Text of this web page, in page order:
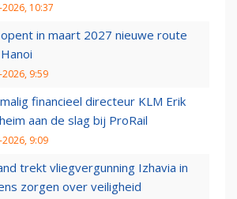
10:37
in maart 2027 nieuwe route
9:59
financieel directeur KLM Erik
aan de slag bij ProRail
9:09
trekt vliegvergunning Izhavia in
zorgen over veiligheid